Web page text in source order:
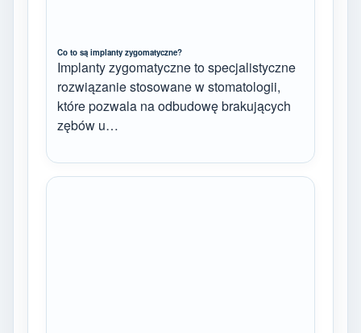
Co to są implanty zygomatyczne?
Implanty zygomatyczne to specjalistyczne
rozwiązanie stosowane w stomatologii,
które pozwala na odbudowę brakujących
zębów u…